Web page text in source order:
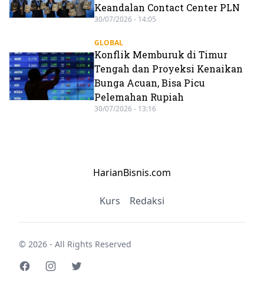
Keandalan Contact Center PLN
30/07/2026 - 14:05
GLOBAL
Konflik Memburuk di Timur
Tengah dan Proyeksi Kenaikan
Bunga Acuan, Bisa Picu
Pelemahan Rupiah
30/07/2026 - 13:16
HarianBisnis.com
Kurs Redaksi
© 2026 - All Rights Reserved